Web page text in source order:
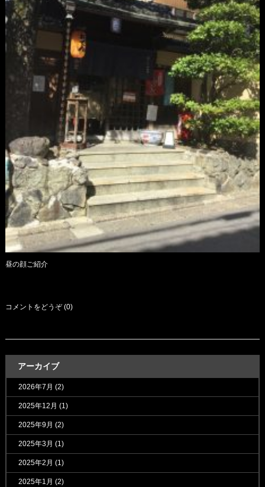
昼の顔ご紹介
コメントをどうぞ (0)
アーカイブ
2026年7月 (2)
2025年12月 (1)
2025年9月 (2)
2025年3月 (1)
2025年2月 (1)
2025年1月 (2)